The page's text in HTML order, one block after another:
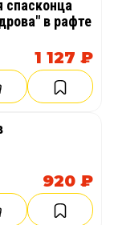
спасконца
в рафте
1 127 ₽
920 ₽